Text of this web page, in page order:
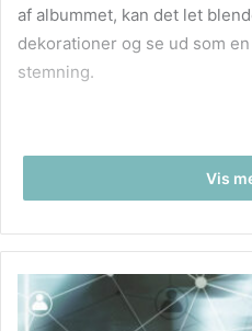
af albummet, kan det let
dekorationer og se ud som
stemning.
Vis